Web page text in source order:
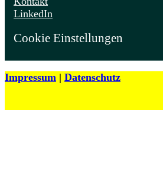
LinkedIn
Cookie Einstellungen
Impressum | Datenschutz